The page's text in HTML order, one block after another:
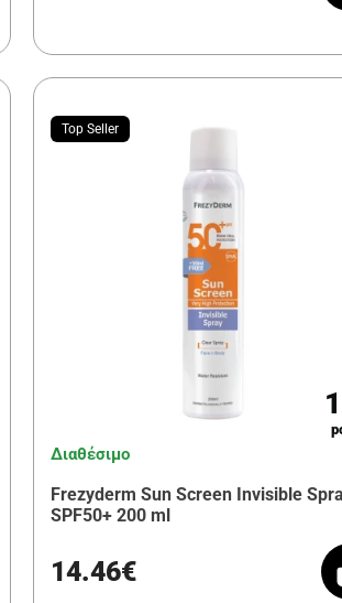
Top Seller
Διαθέσιμο
Frezyderm Sun Screen Invisible
SPF50+ 200 ml
14.46€